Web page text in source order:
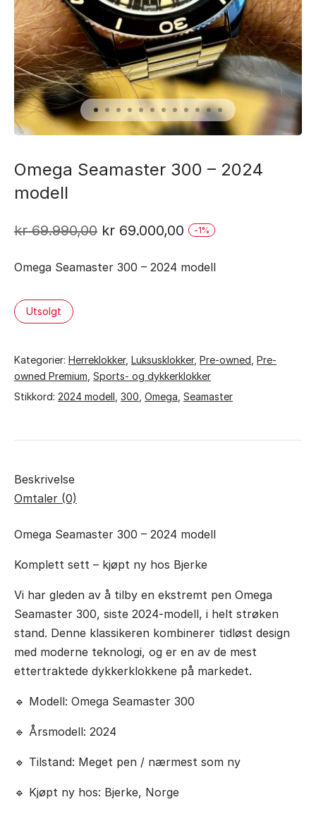
Omega Seamaster 300 – 2024
modell
kr69.990,00 Opprinnelig
kr 69.000,00 Nåværende
-1%
Omega Seamaster 300 – 2024 modell
Utsolgt
Kategorier: Herreklokker, Luksusklokker, Pre-owned Pre-
owned Premium Sports- og dykkerklokker
Stikkord: 2024 modell 300 Omega Seamaster
Beskrivelse
Omtaler (0)
Omega Seamaster 300 – 2024 modell
Komplett sett – kjøpt ny hos Bjerke
Vi har gleden av å tilby en ekstremt pen Omega
Seamaster 300, siste 2024-modell, i helt strøken
stand. Denne klassikeren kombinerer tidløst design
med moderne teknologi, og er en av de mest
ettertraktede dykkerklokkene på markedet.
🔹 Modell: Omega Seamaster 300
🔹 Årsmodell: 2024
🔹 Tilstand: Meget pen / nærmest som ny
🔹 Kjøpt ny hos: Bjerke, Norge